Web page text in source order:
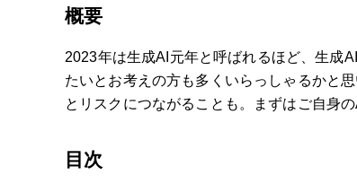
概要
2023年は生成AI元年と呼ばれるほど、生成
たいとお考えの方も多くいらっしゃるかと
とリスクにつながることも。まずはご自身
目次